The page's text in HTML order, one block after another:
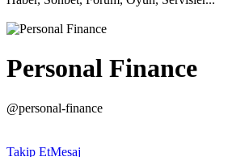
Personal Finance
@personal-finance
Takip EtMesaj